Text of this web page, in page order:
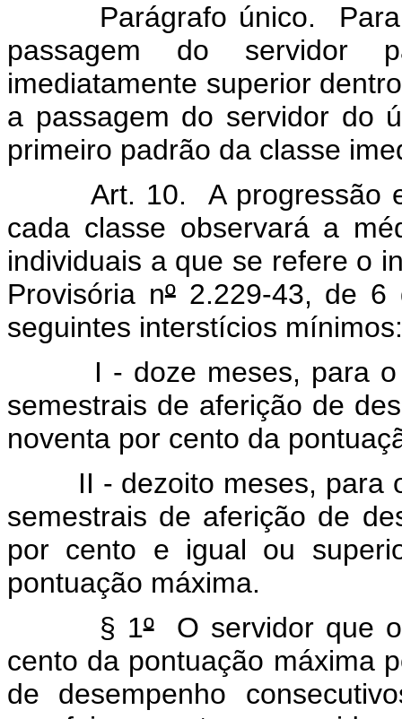
Parágrafo único. Para
passagem do servidor
imediatamente superior
a passagem do servidor do
primeiro padrão da classe
Art. 10. A progressão
cada classe observará a
individuais a que se refere o
Provisória nº2.229-43, de 6
seguintes interstícios mínimos:
I - doze meses, para o
semestrais de aferição de
noventa por cento da
II - dezoito meses, para o
semestrais de aferição de
por cento e igual ou
pontuação máxima.
§ 1ºO servidor que
cento da pontuação máxima
de desempenho